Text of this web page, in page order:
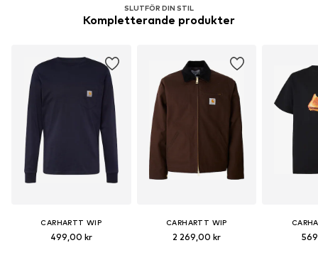
SLUTFÖR DIN STIL
Kompletterande produkter
CARHARTT WIP
499,00 kr
CARHARTT WIP
2 269,00 kr